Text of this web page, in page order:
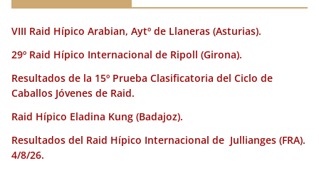
VIII Raid Hípico Arabian, Aytº de Llaneras (Asturias).
29º Raid Hípico Internacional de Ripoll (Girona).
Resultados de la 15º Prueba Clasificatoria del Ciclo de
Caballos Jóvenes de Raid.
Raid Hípico Eladina Kung (Badajoz).
Resultados del Raid Hípico Internacional de Jullianges (FRA).
4/8/26.